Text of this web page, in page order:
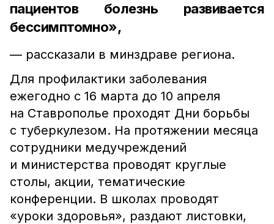
пациентов болезнь развивается
бессимптомно»,
— рассказали в минздраве региона.
Для профилактики заболевания
ежегодно с 16 марта до 10 апреля
на Ставрополье проходят Дни борьбы
с туберкулезом. На протяжении месяца
сотрудники медучреждений
и министерства проводят круглые
столы, акции, тематические
конференции. В школах проводят
«уроки здоровья», раздают листовки,